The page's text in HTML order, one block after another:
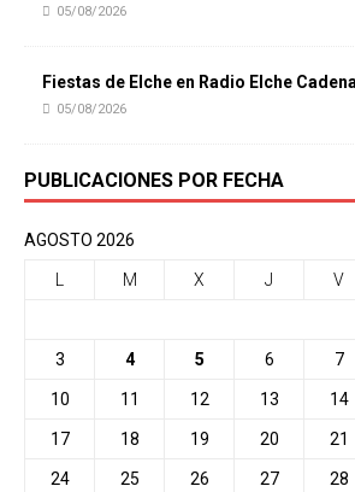
05/08/2026
Fiestas de Elche en Radio Elche
05/08/2026
PUBLICACIONES POR FECHA
AGOSTO 2026
M X J V
3 4 5 6 7
10 11 12 13 14
17 18 19 20 21
24 25 26 27 28